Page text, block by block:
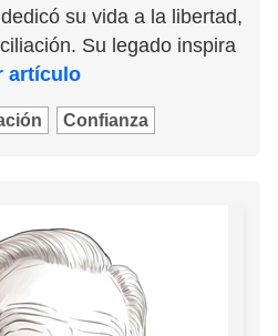
su vida a la libertad,
Su legado inspira
artículo
Confianza